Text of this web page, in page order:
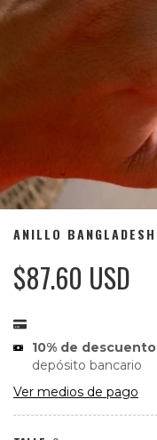
ANILLO BANGLADESH
$87.60 USD
10% de descuento
depósito bancario
Ver medios de pago